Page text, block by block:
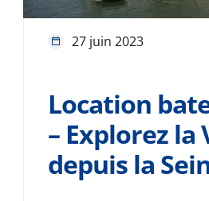
27 juin 2023
Location
– Explorez la
depuis la